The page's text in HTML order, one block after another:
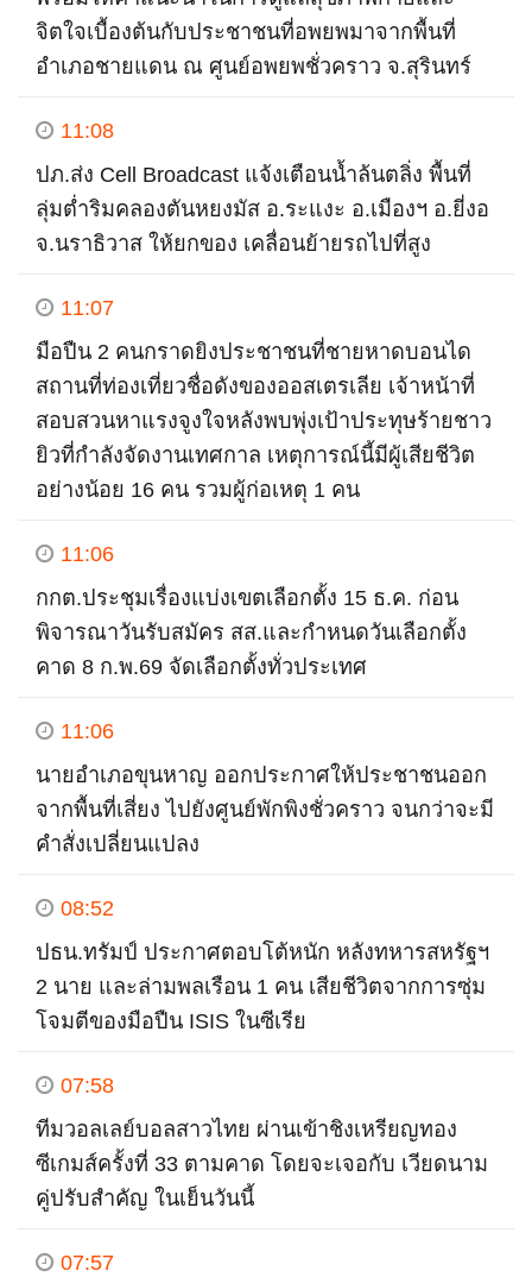
จิตใจเบื้องต้นกับประชาชนที่อพยพมาจากพื้นที่
อำเภอชายแดน ณ ศูนย์อพยพชั่วคราว จ.สุรินทร์
11:08
ปภ.ส่ง Cell Broadcast แจ้งเตือนน้ำล้นตลิ่ง พื้นที่
ลุ่มต่ำริมคลองตันหยงมัส อ.ระแงะ อ.เมืองฯ อ.ยี่งอ
จ.นราธิวาส ให้ยกของ เคลื่อนย้ายรถไปที่สูง
11:07
มือปืน 2 คนกราดยิงประชาชนที่ชายหาดบอนได
สถานที่ท่องเที่ยวชื่อดังของออสเตรเลีย เจ้าหน้าที่
สอบสวนหาแรงจูงใจหลังพบพุ่งเป้าประทุษร้ายชาว
ยิวที่กำลังจัดงานเทศกาล เหตุการณ์นี้มีผู้เสียชีวิต
อย่างน้อย 16 คน รวมผู้ก่อเหตุ 1 คน
11:06
กกต.ประชุมเรื่องแบ่งเขตเลือกตั้ง 15 ธ.ค. ก่อน
พิจารณาวันรับสมัคร สส.และกำหนดวันเลือกตั้ง
คาด 8 ก.พ.69 จัดเลือกตั้งทั่วประเทศ
11:06
นายอำเภอขุนหาญ ออกประกาศให้ประชาชนออก
จากพื้นที่เสี่ยง ไปยังศูนย์พักพิงชั่วคราว จนกว่าจะมี
คำสั่งเปลี่ยนแปลง
08:52
ปธน.ทรัมป์ ประกาศตอบโต้หนัก หลังทหารสหรัฐฯ
2 นาย และล่ามพลเรือน 1 คน เสียชีวิตจากการซุ่ม
โจมตีของมือปืน ISIS ในซีเรีย
07:58
ทีมวอลเลย์บอลสาวไทย ผ่านเข้าชิงเหรียญทอง
ซีเกมส์ครั้งที่ 33 ตามคาด โดยจะเจอกับ เวียดนาม
คู่ปรับสำคัญ ในเย็นวันนี้
07:57